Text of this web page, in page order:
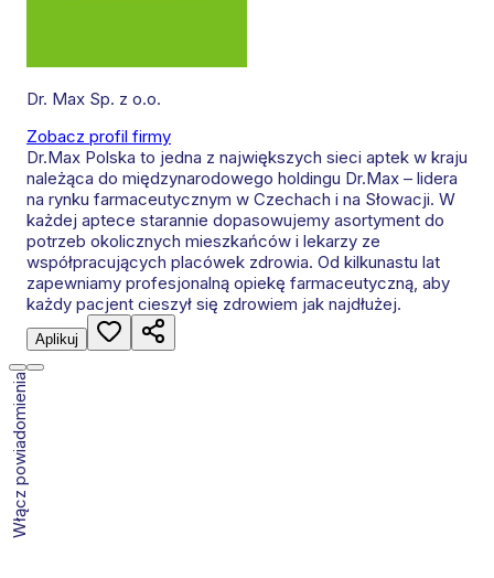
Dr. Max Sp. z o.o.
Zobacz profil firmy
Dr.Max Polska to jedna z największych sieci aptek w kraju
należąca do międzynarodowego holdingu Dr.Max – lidera
na rynku farmaceutycznym w Czechach i na Słowacji. W
każdej aptece starannie dopasowujemy asortyment do
potrzeb okolicznych mieszkańców i lekarzy ze
współpracujących placówek zdrowia. Od kilkunastu lat
zapewniamy profesjonalną opiekę farmaceutyczną, aby
każdy pacjent cieszył się zdrowiem jak najdłużej.
Aplikuj
Włącz powiadomienia